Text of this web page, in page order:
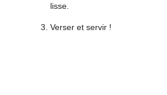
lisse.
Verser et servir !